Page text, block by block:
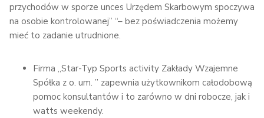
przychodów w sporze unces Urzędem Skarbowym spoczywa
na osobie kontrolowanej” “– bez poświadczenia możemy
mieć to zadanie utrudnione.
Firma „Star-Typ Sports activity Zakłady Wzajemne
Spółka z o. um. ” zapewnia użytkownikom całodobową
pomoc konsultantów i to zarówno w dni robocze, jak i
watts weekendy.